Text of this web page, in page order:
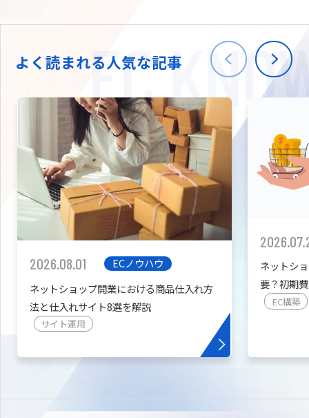
海外進出・現地
W2
拡張プラグイン一覧
カスタマイズ開発
会社情報
TW
よく読まれる人気な記事
2026.08.01
ECノウハウ
ネットショップ開業における商品仕入れ方
法と仕入れサイト8選を解説
サイト運用
ネットシ
要？初期
を紹介
EC構築